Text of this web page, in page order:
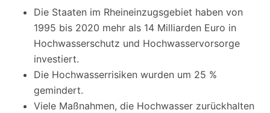
Die Staaten im Rheineinzugsgebiet haben von
1995 bis 2020 mehr als 14 Milliarden Euro in
Hochwasserschutz und Hochwasservorsorge
investiert.
Die Hochwasserrisiken wurden um 25 %
gemindert.
Viele Maßnahmen, die Hochwasser zurückhalten